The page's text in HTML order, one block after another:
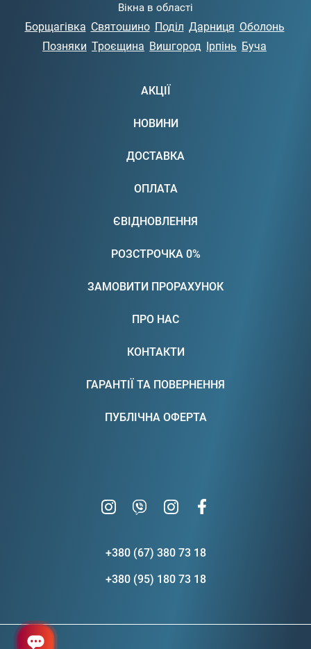
Вікна в області
Борщагівка Святошино Поділ Дарниця Оболонь
Позняки Троєщина Вишгород Ірпінь Буча
АКЦІЇ
НОВИНИ
ДОСТАВКА
ОПЛАТА
ЄВІДНОВЛЕННЯ
РОЗСТРОЧКА 0%
ЗАМОВИТИ ПРОРАХУНОК
ПРО НАС
КОНТАКТИ
ГАРАНТІЇ ТА ПОВЕРНЕННЯ
ПУБЛІЧНА ОФЕРТА
+380 (67) 380 73 18
+380 (95) 180 73 18